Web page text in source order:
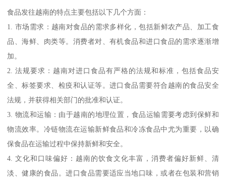
食品发往越南的特点主要包括以下几个方面：
1. 市场需求：越南对食品的需求多样化，包括新鲜农产品、加工食
品、海鲜、肉类等。消费者对、有机食品和进口食品的需求逐渐增
加。
2. 法规要求：越南对进口食品有严格的法规和标准，包括食品安
全、标签要求、检疫和认证等。进口食品需要符合越南的食品安全
法规，并获得相关部门的批准和认证。
3. 物流和运输：由于越南的地理位置，食品运输需要考虑到保鲜和
物流效率。冷链物流在运输新鲜食品和冷冻食品中尤为重要，以确
保食品在运输过程中保持新鲜和安全。
4. 文化和口味偏好：越南的饮食文化丰富，消费者偏好新鲜、清
淡、健康的食品。进口食品需要适应当地口味，或者在包装和营销